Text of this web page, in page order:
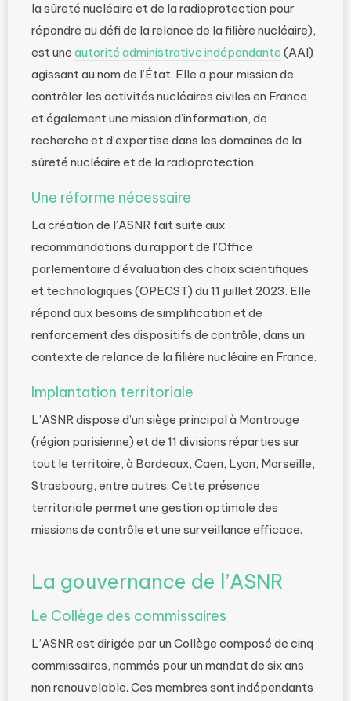
la sûreté nucléaire et de la radioprotection pour
répondre au défi de la relance de la filière nucléaire),
est une autorité administrative indépendante (AAI)
agissant au nom de l’État. Elle a pour mission de
contrôler les activités nucléaires civiles en France
et également une mission d’information, de
recherche et d’expertise dans les domaines de la
sûreté nucléaire et de la radioprotection.
Une réforme nécessaire
La création de l’ASNR fait suite aux
recommandations du rapport de l’Office
parlementaire d’évaluation des choix scientifiques
et technologiques (OPECST) du 11 juillet 2023. Elle
répond aux besoins de simplification et de
renforcement des dispositifs de contrôle, dans un
contexte de relance de la filière nucléaire en France.
Implantation territoriale
L’ASNR dispose d’un siège principal à Montrouge
(région parisienne) et de 11 divisions réparties sur
tout le territoire, à Bordeaux, Caen, Lyon, Marseille,
Strasbourg, entre autres. Cette présence
territoriale permet une gestion optimale des
missions de contrôle et une surveillance efficace.
La gouvernance de l’ASNR
Le Collège des commissaires
L’ASNR est dirigée par un Collège composé de cinq
commissaires, nommés pour un mandat de six ans
non renouvelable. Ces membres sont indépendants